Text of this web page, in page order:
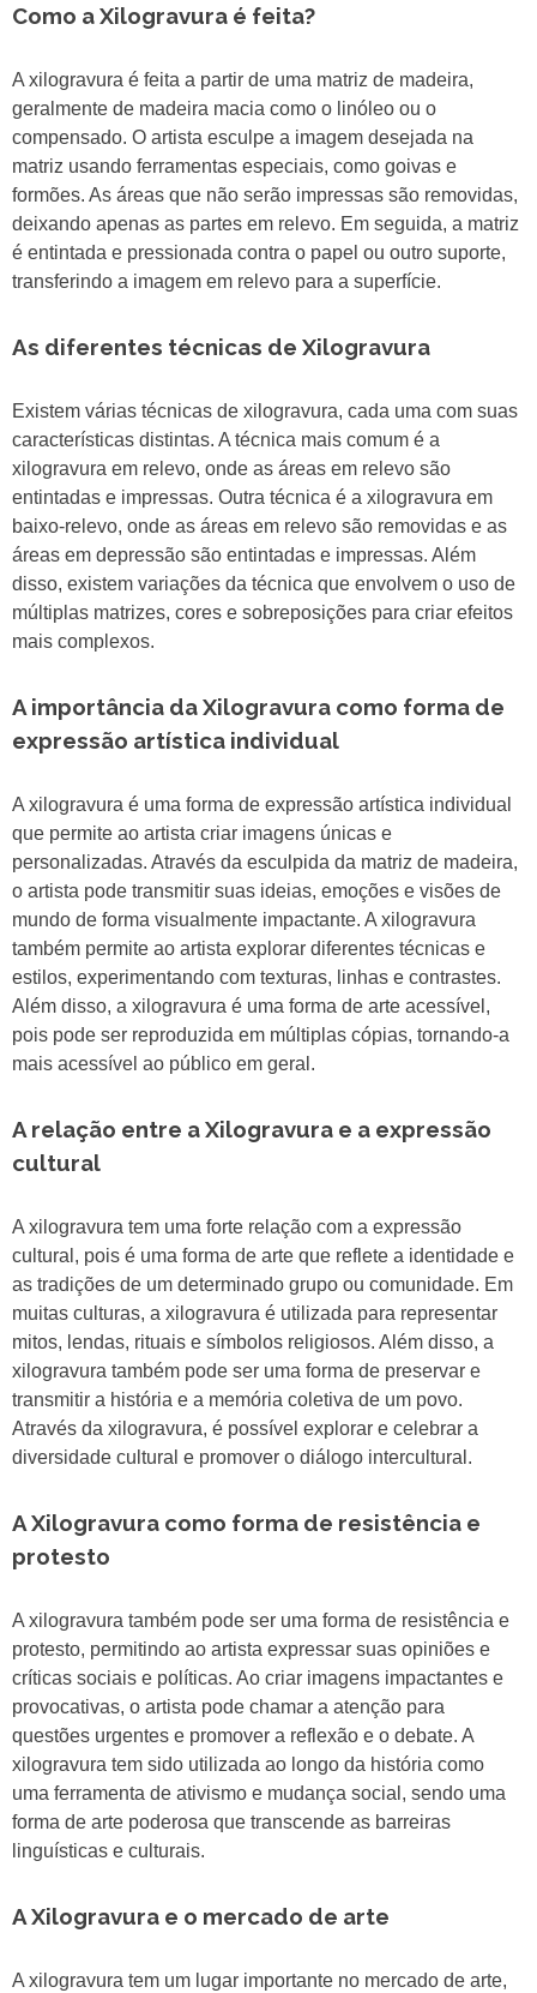
Como a Xilogravura é feita?
A xilogravura é feita a partir de uma matriz de madeira,
geralmente de madeira macia como o linóleo ou o
compensado. O artista esculpe a imagem desejada na
matriz usando ferramentas especiais, como goivas e
formões. As áreas que não serão impressas são removidas,
deixando apenas as partes em relevo. Em seguida, a matriz
é entintada e pressionada contra o papel ou outro suporte,
transferindo a imagem em relevo para a superfície.
As diferentes técnicas de Xilogravura
Existem várias técnicas de xilogravura, cada uma com suas
características distintas. A técnica mais comum é a
xilogravura em relevo, onde as áreas em relevo são
entintadas e impressas. Outra técnica é a xilogravura em
baixo-relevo, onde as áreas em relevo são removidas e as
áreas em depressão são entintadas e impressas. Além
disso, existem variações da técnica que envolvem o uso de
múltiplas matrizes, cores e sobreposições para criar efeitos
mais complexos.
A importância da Xilogravura como forma de
expressão artística individual
A xilogravura é uma forma de expressão artística individual
que permite ao artista criar imagens únicas e
personalizadas. Através da esculpida da matriz de madeira,
o artista pode transmitir suas ideias, emoções e visões de
mundo de forma visualmente impactante. A xilogravura
também permite ao artista explorar diferentes técnicas e
estilos, experimentando com texturas, linhas e contrastes.
Além disso, a xilogravura é uma forma de arte acessível,
pois pode ser reproduzida em múltiplas cópias, tornando-a
mais acessível ao público em geral.
A relação entre a Xilogravura e a expressão
cultural
A xilogravura tem uma forte relação com a expressão
cultural, pois é uma forma de arte que reflete a identidade e
as tradições de um determinado grupo ou comunidade. Em
muitas culturas, a xilogravura é utilizada para representar
mitos, lendas, rituais e símbolos religiosos. Além disso, a
xilogravura também pode ser uma forma de preservar e
transmitir a história e a memória coletiva de um povo.
Através da xilogravura, é possível explorar e celebrar a
diversidade cultural e promover o diálogo intercultural.
A Xilogravura como forma de resistência e
protesto
A xilogravura também pode ser uma forma de resistência e
protesto, permitindo ao artista expressar suas opiniões e
críticas sociais e políticas. Ao criar imagens impactantes e
provocativas, o artista pode chamar a atenção para
questões urgentes e promover a reflexão e o debate. A
xilogravura tem sido utilizada ao longo da história como
uma ferramenta de ativismo e mudança social, sendo uma
forma de arte poderosa que transcende as barreiras
linguísticas e culturais.
A Xilogravura e o mercado de arte
A xilogravura tem um lugar importante no mercado de arte,